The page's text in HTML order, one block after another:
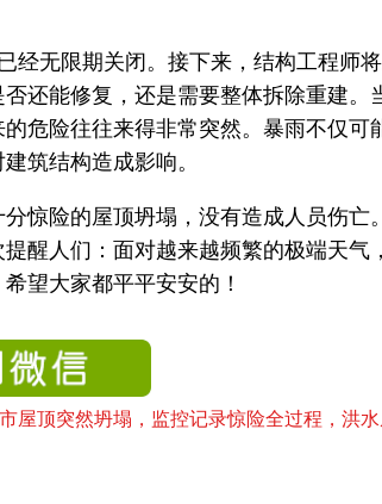
经无限期关闭。接下来，结构工程师
还能修复，还是需要整体拆除重建。
危险往往来得非常突然。暴雨不仅可
筑结构造成影响。
惊险的屋顶坍塌，没有造成人员伤亡
醒人们：面对越来越频繁的极端天气
望大家都平平安安的！